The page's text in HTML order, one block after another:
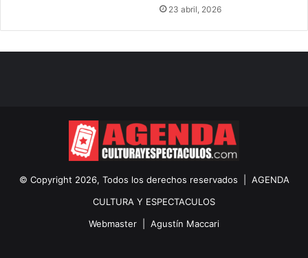
23 abril, 2026
© Copyright 2026, Todos los derechos reservados | AGENDA
CULTURA Y ESPECTACULOS
Webmaster | Agustín Maccari